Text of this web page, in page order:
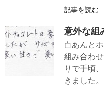
記事を読む
意外な組
白あんと
組み合わ
りで手頃
きました